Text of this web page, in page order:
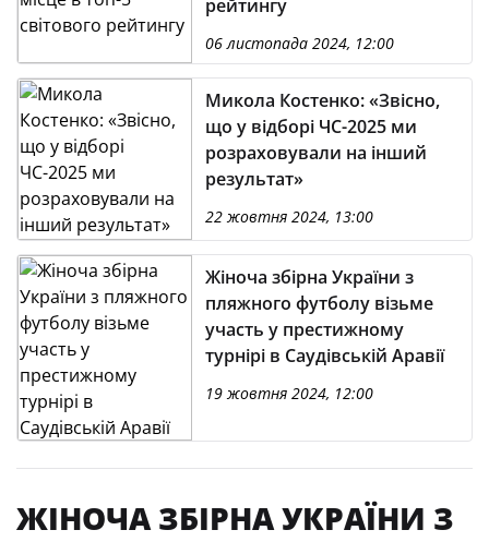
рейтингу
06 листопада 2024, 12:00
Микола Костенко: «Звісно,
що у відборі ЧС-2025 ми
розраховували на інший
результат»
22 жовтня 2024, 13:00
Жіноча збірна України з
пляжного футболу візьме
участь у престижному
турнірі в Саудівській Аравії
19 жовтня 2024, 12:00
ЖІНОЧА ЗБІРНА УКРАЇНИ З